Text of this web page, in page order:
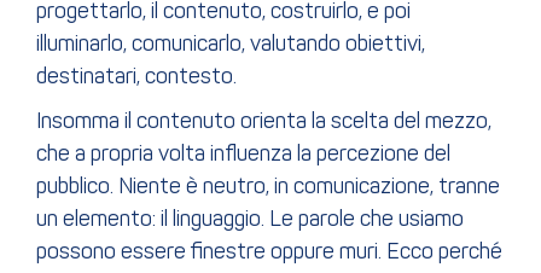
progettarlo, il contenuto, costruirlo, e poi
illuminarlo, comunicarlo, valutando obiettivi,
destinatari, contesto.
Insomma il contenuto orienta la scelta del mezzo,
che a propria volta influenza la percezione del
pubblico. Niente è neutro, in comunicazione, tranne
un elemento: il linguaggio. Le parole che usiamo
possono essere finestre oppure muri. Ecco perché